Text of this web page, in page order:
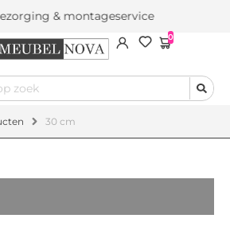
& montageservice
0
30 cm